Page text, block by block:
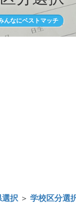
んなにベストマッチ
択 ＞ 学校区分選